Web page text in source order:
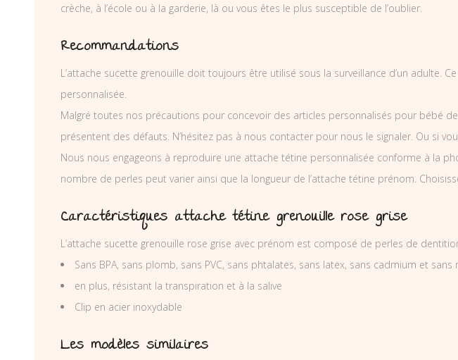
crèche, à l’école ou à la garderie, là ou vous êtes le plus susceptible de l’oublier.
Recommandations
L’attache sucette grenouille doit toujours être utilisé sous la surveillance d’un adulte.
personnalisée.
Malgré toutes nos précautions pour concevoir des articles personnalisés pour bébé
présentent des défauts. N’hésitez pas à nous contacter pour nous le signaler. Ou si
Nous nous engageons à reproduire une attache tétine personnalisée conforme à la
nombre de perles peut varier ainsi que la longueur de l’attache tétine prénom.
Caractéristiques attache tétine grenouille rose grise
L’attache sucette grenouille rose grise avec prénom est composé de perles de
Sans BPA, sans plomb, sans PVC, sans phtalates, sans latex, sans cadmium et sans
en plus, résistant la transpiration et à la salive
Clip en acier inoxydable
Les modèles similaires